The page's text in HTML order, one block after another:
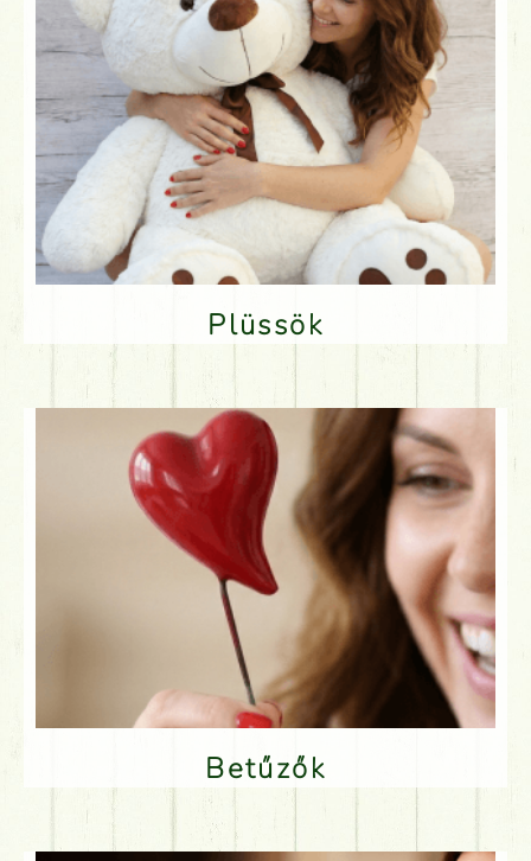
Plüssök
Betűzők